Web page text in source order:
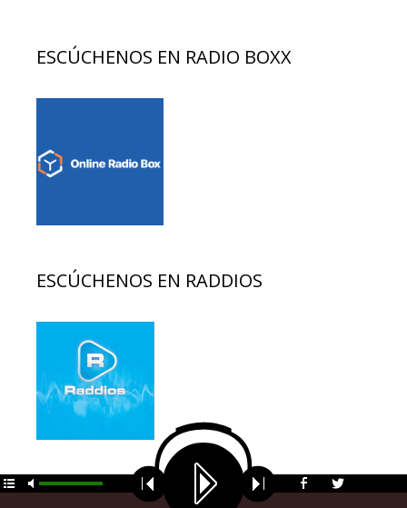
ESCÚCHENOS EN RADIO BOXX
ESCÚCHENOS EN RADDIOS